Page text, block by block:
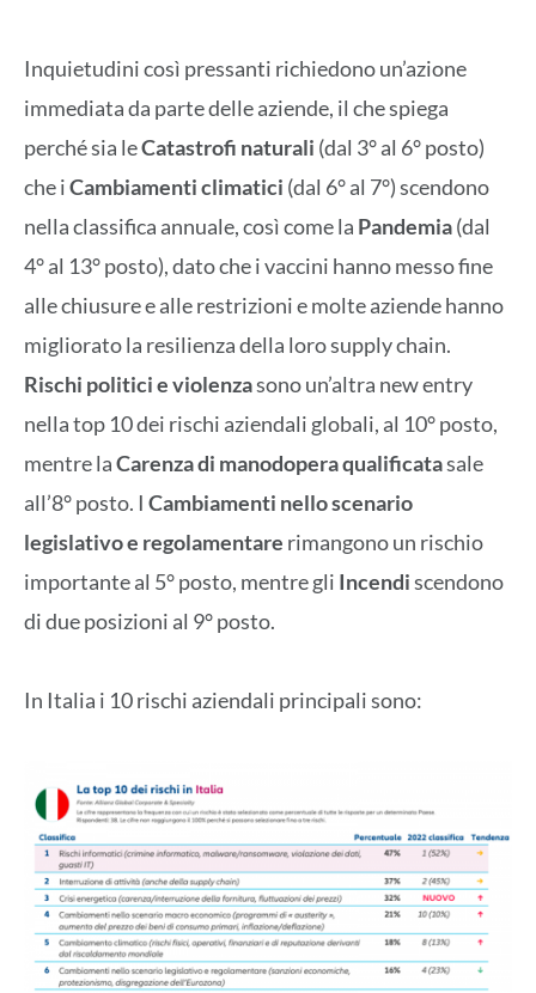
Inquietudini così pressanti richiedono un’azione
immediata da parte delle aziende, il che spiega
perché sia leCatastrofi naturali (dal 3° al 6° posto)
che iCambiamenti climatici (dal 6° al 7°) scendono
nella classifica annuale, così come la Pandemia(dal
4° al 13° posto), dato che i vaccini hanno messo fine
alle chiusure e alle restrizioni e molte aziende hanno
migliorato la resilienza della loro supply chain.
Rischi politici e violenzasono un’altra new entry
nella top 10 dei rischi aziendali globali, al 10° posto,
mentre laCarenza di manodopera qualificatasale
all’8° posto. I Cambiamenti nello scenario
legislativo e regolamentare rimangono un rischio
importante al 5° posto, mentre gli Incendiscendono
di due posizioni al 9° posto.
In Italia i 10 rischi aziendali principali sono: